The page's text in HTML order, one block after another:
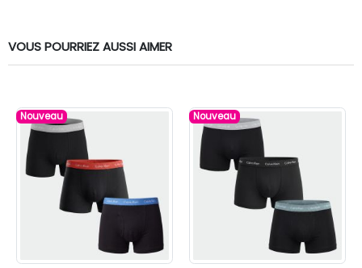
VOUS POURRIEZ AUSSI AIMER
Nouveau Nouveau